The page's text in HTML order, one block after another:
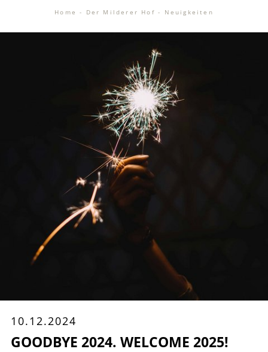
Home- Der Milderer Hof- Neuigkeiten
10.12.2024
GOODBYE 2024. WELCOME 2025!